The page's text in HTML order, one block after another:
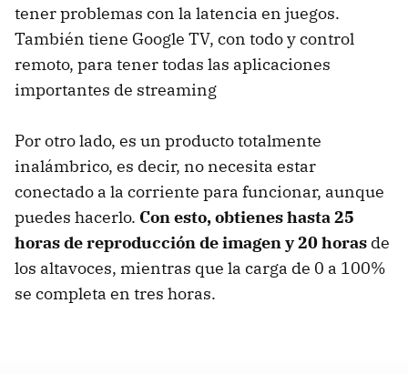
tener problemas con la latencia en juegos.
También tiene Google TV, con todo y control
remoto, para tener todas las aplicaciones
importantes de streaming
Por otro lado, es un producto totalmente
inalámbrico, es decir, no necesita estar
conectado a la corriente para funcionar, aunque
puedes hacerlo. Con esto, obtienes hasta 25
horas de reproducción de imagen y 20 horas de
los altavoces, mientras que la carga de 0 a 100%
se completa en tres horas.